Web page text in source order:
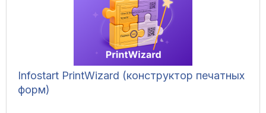
Infostart PrintWizard (конструктор печатных
форм)